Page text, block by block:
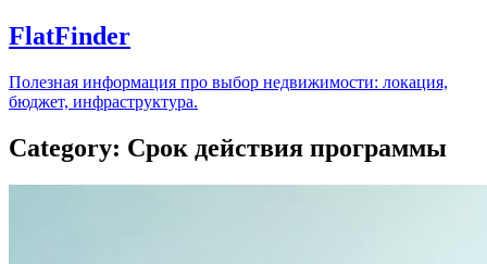
FlatFinder
Полезная информация про выбор недвижимости: локация,
бюджет, инфраструктура.
Category: Срок действия программы